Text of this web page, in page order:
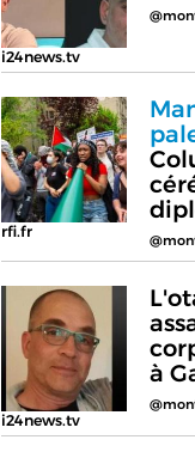
i24news.tv
rfi.fr
i24news.tv
à